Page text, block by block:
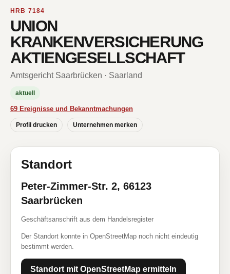
HRB 7184
UNION
KRANKENVERSICHERUNG
AKTIENGESELLSCHAFT
Amtsgericht Saarbrücken · Saarland
aktuell
69 Ereignisse und Bekanntmachungen
Profil drucken Unternehmen merken
Standort
Peter-Zimmer-Str. 2, 66123
Saarbrücken
Geschäftsanschrift aus dem Handelsregister
Der Standort konnte in OpenStreetMap noch nicht eindeutig
bestimmt werden.
Standort mit OpenStreetMap ermitteln